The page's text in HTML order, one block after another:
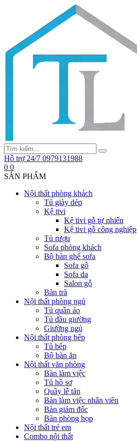
Hỗ trợ 24/7 0979131988
0 0
SẢN PHẨM
Nội thất phòng khách
Tủ giày dép
Kệ tivi
Kệ tivi gỗ tự nhiên
Kệ tivi gỗ công nghiệp
Tủ rượu
Sofa phòng khách
Bộ bàn ghế sofa
Sofa gỗ
Sofa da
Salon gỗ
Bàn trà
Nội thất phòng ngủ
Tủ quần áo
Tủ đầu giường
Giường ngủ
Nội thất phòng bếp
Tủ bếp
Bộ bàn ăn
Nội thất văn phòng
Bàn làm việc
Tủ hồ sơ
Quầy lễ tân
Bàn làm việc nhân viên
Bàn giám đốc
Bàn phòng họp
Nội thất trẻ em
Combo nội thất